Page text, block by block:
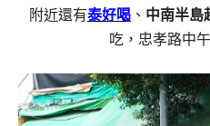
附近還有泰好喝 、 中南半島
吃，忠孝路中